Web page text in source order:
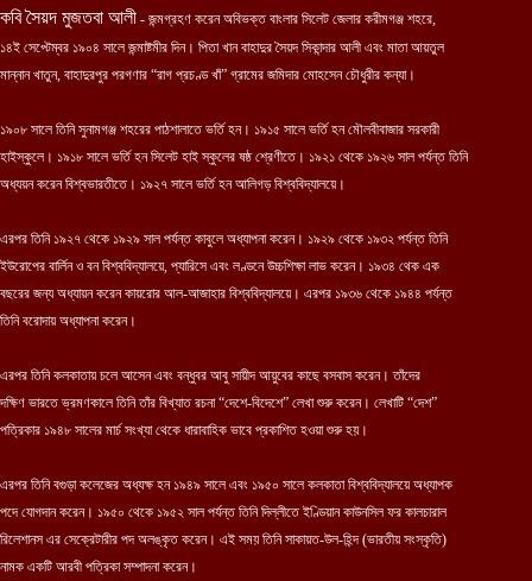
কবি সৈয়দ মুজতবা আলী - জন্মগ্রহণ করেন অবিভক্ত বাংলার সিলেট জেলার করীমগঞ্জ শহরে,
১৪ই সেপ্টেম্বর ১৯০৪ সালে জন্মাষ্টমীর দিন। পিতা খান বাহাদুর সৈয়দ সিকান্দার আলী এবং মাতা আয়তুল
মান্নান খাতুন, বাহাদুরপুর পরগণার “রাগ প্রচণ্ড খাঁ” গ্রামের জমিদার মোহসেন চৌধুরীর কন্যা।
১৯০৮ সালে তিনি সুনামগঞ্জ শহরের পাঠশালাতে ভর্তি হন। ১৯১৫ সালে ভর্তি হন মৌলবীবাজার সরকারী
হাইস্কুলে। ১৯১৮ সালে ভর্তি হন সিলেট হাই স্কুলের ষষ্ঠ শ্রেণীতে। ১৯২১ থেকে ১৯২৬ সাল পর্যন্ত তিনি
অধ্যয়ন করেন বিশ্বভারতীতে। ১৯২৭ সালে ভর্তি হন আলিগড় বিশ্ববিদ্যালয়ে।
এরপর তিনি ১৯২৭ থেকে ১৯২৯ সাল পর্যন্ত কাবুলে অধ্যাপনা করেন। ১৯২৯ থেকে ১৯৩২ পর্যন্ত তিনি
ইউরোপের বার্লিন ও বন বিশ্ববিদ্যালয়ে, প্যারিসে এবং লণ্ডনে উচ্চশিক্ষা লাভ করেন। ১৯৩৪ থেক এক
বছরের জন্য অধ্যায়ন করেন কায়রোর আল-আজাহার বিশ্ববিদ্যালয়ে। এরপর ১৯৩৬ থেকে ১৯৪৪ পর্যন্ত
তিনি বরোদায় অধ্যাপনা করেন।
এরপর তিনি কলকাতায় চলে আসেন এবং বন্ধুবর আবু সায়ীদ আয়ুবের কাছে বসবাস করেন। তাঁদের
দক্ষিণ ভারতে ভ্রমণকালে তিনি তাঁর বিখ্যাত রচনা “দেশে-বিদেশে” লেখা শুরু করেন। লেখাটি “দেশ”
পত্রিকার ১৯৪৮ সালের মার্চ সংখ্যা থেকে ধারাবাহিক ভাবে প্রকাশিত হওয়া শুরু হয়।
এরপর তিনি বগুড়া কলেজের অধ্যক্ষ হন ১৯৪৯ সালে এবং ১৯৫০ সালে কলকাতা বিশ্ববিদ্যালয়ে অধ্যাপক
পদে যোগদান করেন। ১৯৫০ থেকে ১৯৫২ সাল পর্যন্ত তিনি দিল্লীতে ইণ্ডিয়ান কাউনসিল ফর কালচারাল
রিলেশানস এর সেক্রেটারীর পদ অলঙ্কৃত করেন। এই সময় তিনি সাকায়ত-উল-হিন্দ (ভারতীয় সংস্কৃতি)
নামক একটি আরবী পত্রিকা সম্পাদনা করেন।